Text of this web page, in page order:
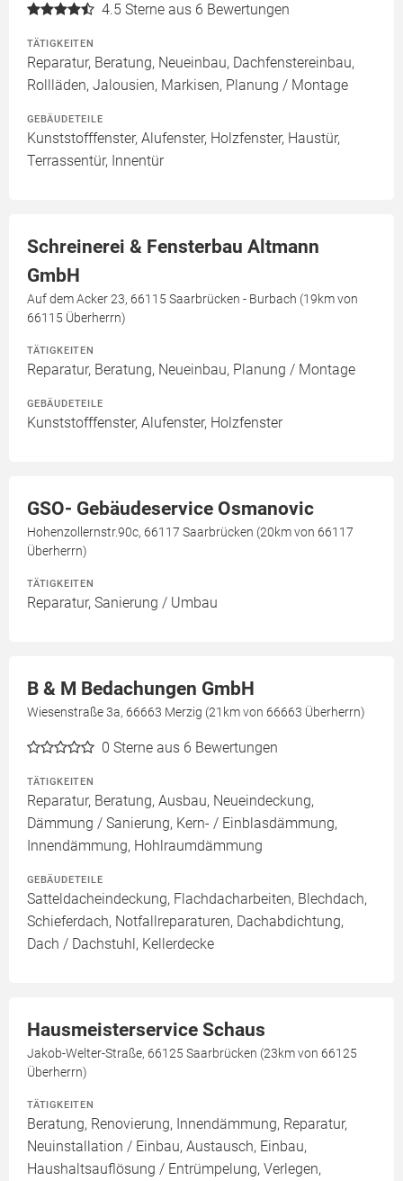
4.5 Sterne aus 6 Bewertungen
TÄTIGKEITEN
Reparatur, Beratung, Neueinbau, Dachfenstereinbau,
Rollläden, Jalousien, Markisen, Planung / Montage
GEBÄUDETEILE
Kunststofffenster, Alufenster, Holzfenster, Haustür,
Terrassentür, Innentür
Schreinerei & Fensterbau Altmann
GmbH
Auf dem Acker 23, 66115 Saarbrücken - Burbach (19km von
66115 Überherrn)
TÄTIGKEITEN
Reparatur, Beratung, Neueinbau, Planung / Montage
GEBÄUDETEILE
Kunststofffenster, Alufenster, Holzfenster
GSO- Gebäudeservice Osmanovic
Hohenzollernstr.90c, 66117 Saarbrücken (20km von 66117
Überherrn)
TÄTIGKEITEN
Reparatur, Sanierung / Umbau
B & M Bedachungen GmbH
Wiesenstraße 3a, 66663 Merzig (21km von 66663 Überherrn)
0 Sterne aus 6 Bewertungen
TÄTIGKEITEN
Reparatur, Beratung, Ausbau, Neueindeckung,
Dämmung / Sanierung, Kern- / Einblasdämmung,
Innendämmung, Hohlraumdämmung
GEBÄUDETEILE
Satteldacheindeckung, Flachdacharbeiten, Blechdach,
Schieferdach, Notfallreparaturen, Dachabdichtung,
Dach / Dachstuhl, Kellerdecke
Hausmeisterservice Schaus
Jakob-Welter-Straße, 66125 Saarbrücken (23km von 66125
Überherrn)
TÄTIGKEITEN
Beratung, Renovierung, Innendämmung, Reparatur,
Neuinstallation / Einbau, Austausch, Einbau,
Haushaltsauflösung / Entrümpelung, Verlegen,